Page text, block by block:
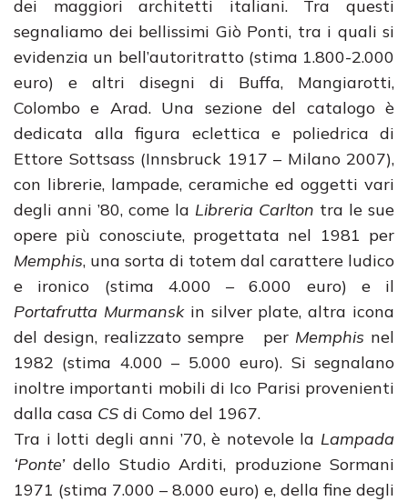
dei maggiori architetti italiani. Tra questi
segnaliamo dei bellissimi Giò Ponti, tra i quali si
evidenzia un bell’autoritratto (stima 1.800-2.000
euro) e altri disegni di Buffa, Mangiarotti,
Colombo e Arad. Una sezione del catalogo è
dedicata alla figura eclettica e poliedrica di
Ettore Sottsass (Innsbruck 1917 – Milano 2007),
con librerie, lampade, ceramiche ed oggetti vari
degli anni ’80, come la Libreria Carlton tra le sue
opere più conosciute, progettata nel 1981 per
Memphis, una sorta di totem dal carattere ludico
e ironico (stima 4.000 – 6.000 euro) e il
Portafrutta Murmanskin silver plate, altra icona
del design, realizzato sempre per Memphis nel
1982 (stima 4.000 – 5.000 euro). Si segnalano
inoltre importanti mobili di Ico Parisi provenienti
dalla casa CS di Como del 1967.
Tra i lotti degli anni ’70, è notevole la Lampada
‘Ponte’dello Studio Arditi, produzione Sormani
1971 (stima 7.000 – 8.000 euro) e, della fine degli